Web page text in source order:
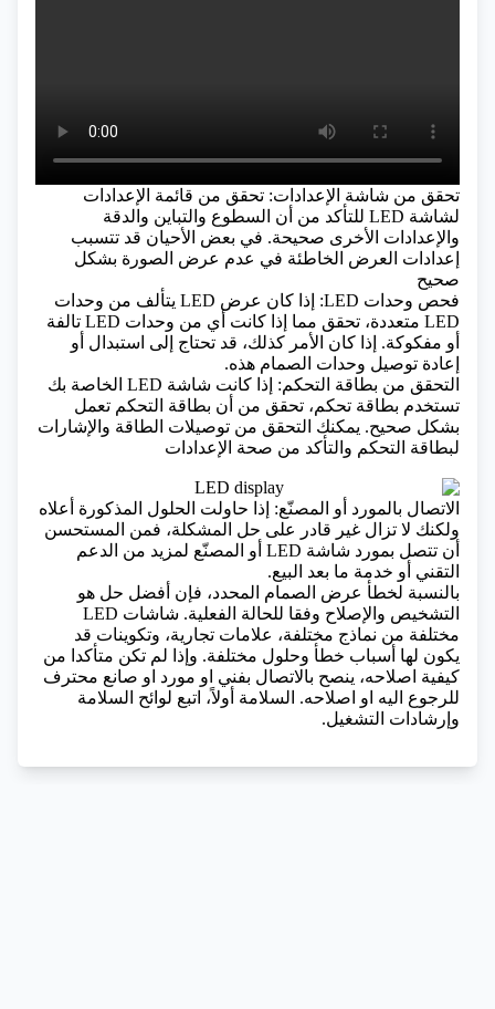
تحقق من شاشة الإعدادات: تحقق من قائمة الإعدادات
لشاشة LED للتأكد من أن السطوع والتباين والدقة
والإعدادات الأخرى صحيحة. في بعض الأحيان قد تتسبب
إعدادات العرض الخاطئة في عدم عرض الصورة بشكل
صحيح
فحص وحدات LED: إذا كان عرض LED يتألف من وحدات
LED متعددة، تحقق مما إذا كانت أي من وحدات LED تالفة
أو مفكوكة. إذا كان الأمر كذلك، قد تحتاج إلى استبدال أو
إعادة توصيل وحدات الصمام هذه.
التحقق من بطاقة التحكم: إذا كانت شاشة LED الخاصة بك
تستخدم بطاقة تحكم، تحقق من أن بطاقة التحكم تعمل
بشكل صحيح. يمكنك التحقق من توصيلات الطاقة والإشارات
لبطاقة التحكم والتأكد من صحة الإعدادات
الاتصال بالمورد أو المصنّع: إذا حاولت الحلول المذكورة أعلاه
ولكنك لا تزال غير قادر على حل المشكلة، فمن المستحسن
أن تتصل بمورد شاشة LED أو المصنّع لمزيد من الدعم
التقني أو خدمة ما بعد البيع.
بالنسبة لخطأ عرض الصمام المحدد، فإن أفضل حل هو
التشخيص والإصلاح وفقا للحالة الفعلية. شاشات LED
مختلفة من نماذج مختلفة، علامات تجارية، وتكوينات قد
يكون لها أسباب خطأ وحلول مختلفة. وإذا لم تكن متأكدا من
كيفية اصلاحه، ينصح بالاتصال بفني او مورد او صانع محترف
للرجوع اليه او اصلاحه. السلامة أولاً، اتبع لوائح السلامة
وإرشادات التشغيل.